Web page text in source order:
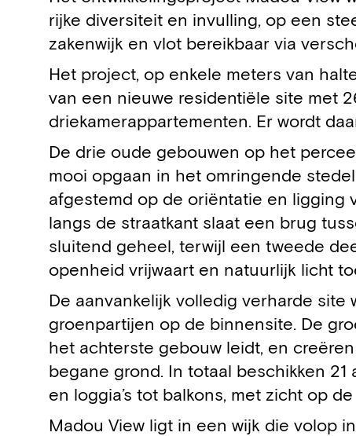
rijke diversiteit en invulling, op een
zakenwijk en vlot bereikbaar via
Het project, op enkele meters van
van een nieuwe residentiële site met
driekamerappartementen. Er wordt
De drie oude gebouwen op het
mooi opgaan in het omringende
afgestemd op de oriëntatie en ligging
langs de straatkant slaat een brug
sluitend geheel, terwijl een tweede
openheid vrijwaart en natuurlijk licht
De aanvankelijk volledig verharde
groenpartijen op de binnensite. De
het achterste gebouw leidt, en
begane grond. In totaal beschikken
en loggia’s tot balkons, met zicht op
Madou View ligt in een wijk die volop